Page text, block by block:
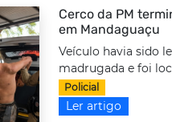
Cerco da PM
em Mandaguaçu
Veículo havia sido
madrugada e foi
Policial
Ler artigo